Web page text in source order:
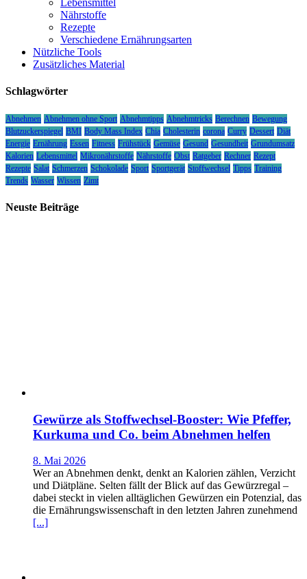
Nährstoffe
Rezepte
Verschiedene Ernährungsarten
Nützliche Tools
Zusätzliches Material
Schlagwörter
Abnehmen Abnehmen ohne Sport Abnehmtipps Abnehmtricks Berechnen Bewegung
Blutzuckerspiegel BMI Body Mass Index Chia Cholesterin corona Curry Dessert Diät
Energie Ernährung Essen Fitness Frühstück Gemüse Gesund Gesundheit Grundumsatz
Kalorien Lebensmittel Mikronährstoffe Nährstoffe Obst Ratgeber Rechner Rezept
Rezepte Salat Schmerzen Schokolade Sport Sportgerät Stoffwechsel Tipps Training
Trends Wasser Wissen Zimt
Neuste Beiträge
Gewürze als Stoffwechsel-Booster: Wie Pfeffer,
Kurkuma und Co. beim Abnehmen helfen
8. Mai 2026
Wer an Abnehmen denkt, denkt an Kalorien zählen, Verzicht
und Diätpläne. Selten fällt der Blick auf das Gewürzregal –
dabei steckt in vielen alltäglichen Gewürzen ein Potenzial, das
die Ernährungswissenschaft in den letzten Jahren zunehmend
[...]